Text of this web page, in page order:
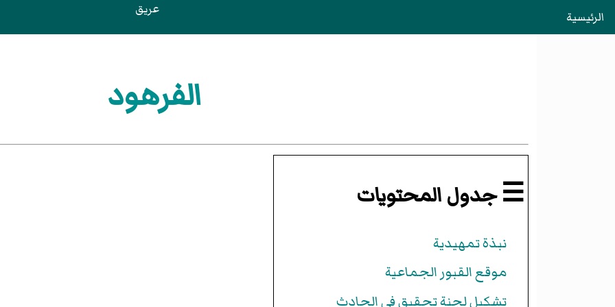
الرئيسية عريق
الفرهود
☰ جدول المحتويات
نبذة تمهيدية
موقع القبور الجماعية
تشكيل لجنة تحقيق في الحادث